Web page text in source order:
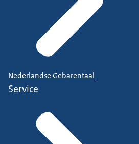
Nederlandse Gebarentaal
Service